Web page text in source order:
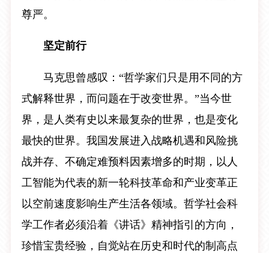
尊严。
坚定前行
马克思曾感叹：“哲学家们只是用不同的方
式解释世界，而问题在于改变世界。”当今世
界，是人类有史以来最复杂的世界，也是变化
最快的世界。我国发展进入战略机遇和风险挑
战并存、不确定难预料因素增多的时期，以人
工智能为代表的新一轮科技革命和产业变革正
以空前速度影响生产生活各领域。哲学社会科
学工作者必须沿着《讲话》精神指引的方向，
珍惜宝贵经验，自觉站在历史和时代的制高点